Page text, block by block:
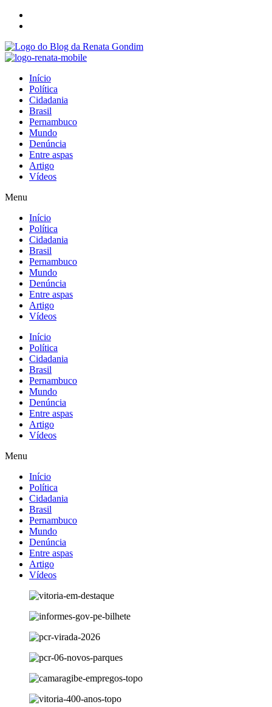
Início
Política
Cidadania
Brasil
Pernambuco
Mundo
Denúncia
Entre aspas
Artigo
Vídeos
Menu
Início
Política
Cidadania
Brasil
Pernambuco
Mundo
Denúncia
Entre aspas
Artigo
Vídeos
Início
Política
Cidadania
Brasil
Pernambuco
Mundo
Denúncia
Entre aspas
Artigo
Vídeos
Menu
Início
Política
Cidadania
Brasil
Pernambuco
Mundo
Denúncia
Entre aspas
Artigo
Vídeos